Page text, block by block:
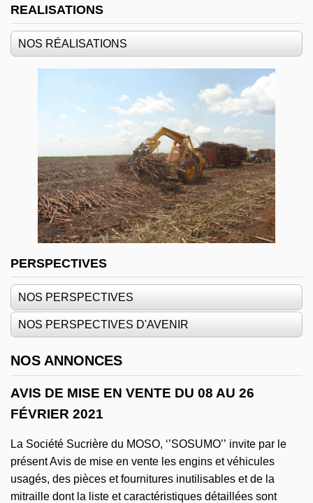
REALISATIONS
NOS RÉALISATIONS
PERSPECTIVES
NOS PERSPECTIVES
NOS PERSPECTIVES D'AVENIR
NOS ANNONCES
AVIS DE MISE EN VENTE DU 08 AU 26
FÉVRIER 2021
La Société Sucrière du MOSO, ‘’SOSUMO’’ invite par le
présent Avis de mise en vente les engins et véhicules
usagés, des pièces et fournitures inutilisables et de la
mitraille dont la liste et caractéristiques détaillées sont